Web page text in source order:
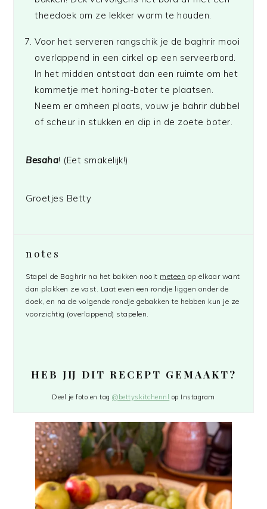
theedoek om ze lekker warm te houden.
Voor het serveren rangschik je de baghrir mooi
overlappend in een cirkel op een serveerbord.
In het midden ontstaat dan een ruimte om het
kommetje met honing-boter te plaatsen.
Neem er omheen plaats, vouw je bahrir dubbel
of scheur in stukken en dip in de zoete boter.
Besaha! (Eet smakelijk!)
Groetjes Betty
notes
Stapel de Baghrir na het bakken nooit meteen op elkaar want
dan plakken ze vast. Laat even een rondje liggen onder de
doek, en na de volgende rondje gebakken te hebben kun je ze
voorzichtig (overlappend) stapelen.
HEB JIJ DIT RECEPT GEMAAKT?
Deel je foto en tag@bettyskitchennl op Instagram